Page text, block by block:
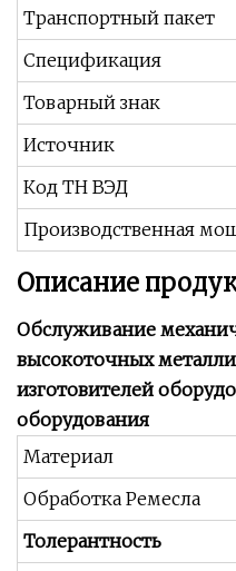
Транспортный пакет
Спецификация
Товарный знак
Источник
Код ТН ВЭД
Производственная
Описание
Обслуживание
высокоточных
изготовителей
оборудования
Материал
Обработка Ремесла
Толерантность